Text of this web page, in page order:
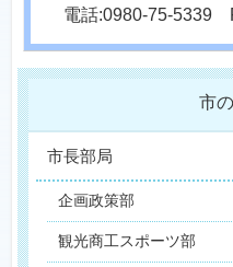
電話:0980-75-5339
市
市長部局
企画政策部
観光商工スポーツ部